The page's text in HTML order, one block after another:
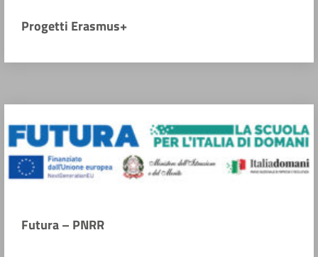
Progetti Erasmus+
Futura – PNRR